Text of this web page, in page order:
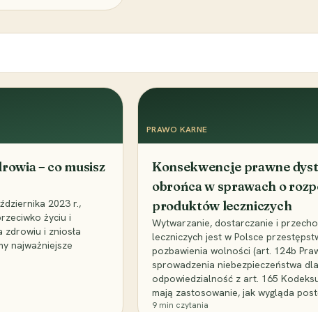
– co musisz
2023 r.,
życiu i
zdrowiu i zniosła
najważniejsze
PRAWO KARNE
Konsekwencje prawne
obrońca w sprawach o
produktów leczniczych
Wytwarzanie, dostarczanie i
leczniczych jest w Polsce
pozbawienia wolności (art. 124b
sprowadzenia niebezpieczeństwa
odpowiedzialność z art. 165
mają zastosowanie, jak wygląda
9 min czytania